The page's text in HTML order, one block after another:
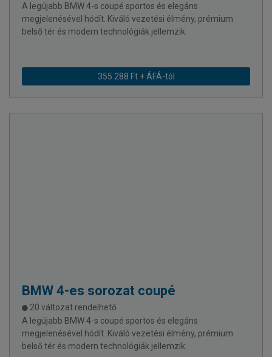
A legújabb BMW 4-s coupé sportos és elegáns
megjelenésével hódít. Kiváló vezetési élmény, prémium
belső tér és modern technológiák jellemzik.
355 288 Ft + ÁFÁ-tól
BMW 4-es sorozat coupé
20 változat rendelhető
A legújabb BMW 4-s coupé sportos és elegáns
megjelenésével hódít. Kiváló vezetési élmény, prémium
belső tér és modern technológiák jellemzik.